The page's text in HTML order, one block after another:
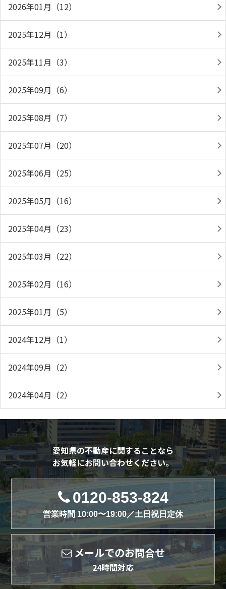
2026年01月（12）
2025年12月（1）
2025年11月（3）
2025年09月（6）
2025年08月（7）
2025年07月（20）
2025年06月（25）
2025年05月（16）
2025年04月（23）
2025年03月（22）
2025年02月（16）
2025年01月（5）
2024年12月（1）
2024年09月（2）
2024年04月（2）
愛知県の不動産に関することなら
お気軽にお問い合わせください。
0120-853-824
営業時間 10:00〜19:00／土日祝日定休
メールでのお問合せ
24時間対応